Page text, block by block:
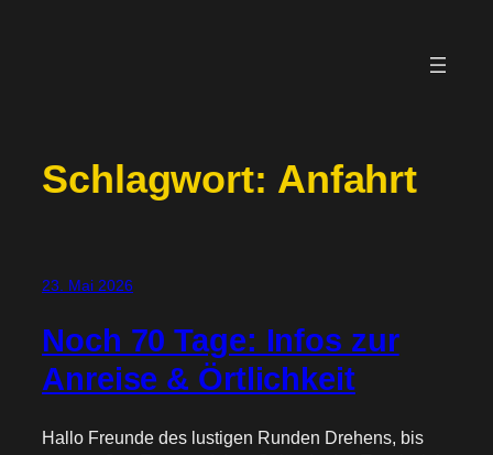
Schlagwort: Anfahrt
23. Mai 2026
Noch 70 Tage: Infos zur
Anreise & Örtlichkeit
Hallo Freunde des lustigen Runden Drehens, bis